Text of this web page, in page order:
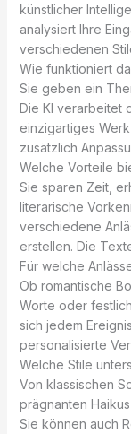
künstlicher
analysiert Ihre
verschiedenen
Wie funktioniert
Sie geben ein
Die KI verarbeitet
einzigartiges
zusätzlich
Welche Vorteile
Sie sparen Zeit,
literarische
verschiedene
erstellen. Die
Für welche
Ob romantische
Worte oder
sich jedem
personalisierte
Welche Stile
Von klassischen
prägnanten
Sie können auch